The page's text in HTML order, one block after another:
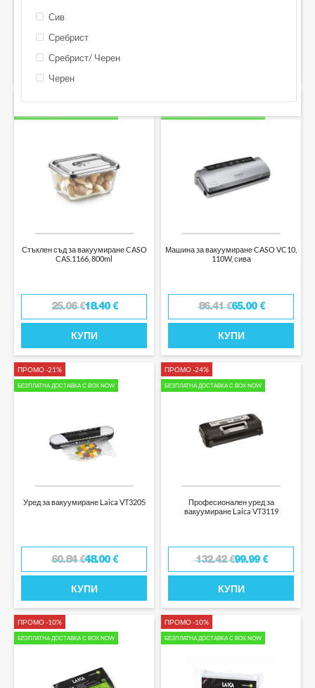
23.00
КУПИ
Стъклен съд за вакуумиране CASO
CAS.1166, 800ml
25.06€18.40 €
КУПИ
Машина за вакуумиране CASO VC10,
110W, сива
86.41€65.00 €
КУПИ
ПРОМО -21%
БЕЗПЛАТНА ДОСТАВКА С BOX NOW
Уред за вакуумиране Laica VT3205
60.84€48.00 €
КУПИ
ПРОМО -24%
БЕЗПЛАТНА ДОСТАВКА С BOX NOW
Професионален уред за
вакуумиране Laica VT3119
132.42€99.99 €
КУПИ
ПРОМО -10%
БЕЗПЛАТНА ДОСТАВКА С BOX NOW
ПРОМО -10%
БЕЗПЛАТНА ДОСТАВКА С BOX NOW
Сив
Сребрист
Сребрист/ Черен
Черен